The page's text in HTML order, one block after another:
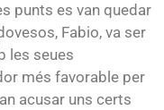
punts es van quedar
Fabio, va ser
les seues
més favorable per
acusar uns certs